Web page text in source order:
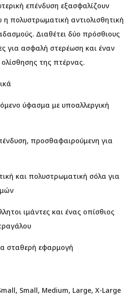
επένδυση εξασφαλίζουν
η πολυστρωματική αντιολισθητική
Διαθέτει δύο πρόσθιους
για ασφαλή στερέωση και έναν
της πτέρνας.
ύφασμα με υποαλλεργική
προσθαφαιρούμενη για
και πολυστρωματική σόλα για
ιμάντες και ένας οπίσθιος
σταθερή εφαρμογή
Small, Medium, Large, X-Large